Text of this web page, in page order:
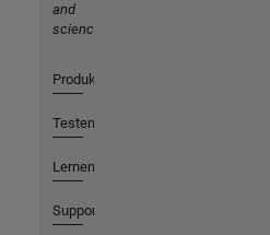
and
science
Produkte
Testen oder Kaufen
Lernen
Support